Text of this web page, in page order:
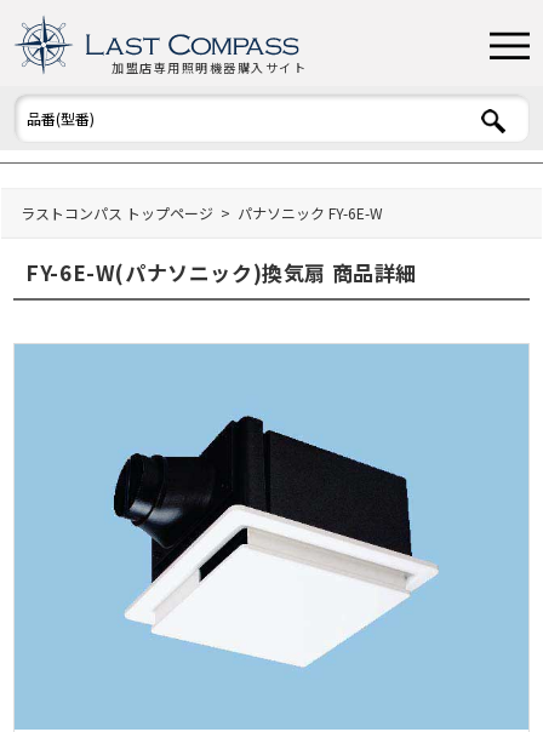
加盟店専用照明機器購入サイト
ラストコンパス トップページ パナソニック FY-6E-W
FY-6E-W(パナソニック)換気扇 商品詳細